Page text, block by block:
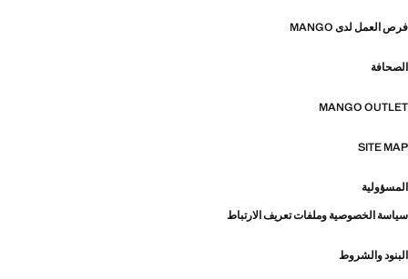
فرص العمل لدى MANGO
الصحافة
MANGO OUTLET
SITE MAP
المسؤولية
سياسة الخصوصية وملفات تعريف الارتباط
البنود والشروط